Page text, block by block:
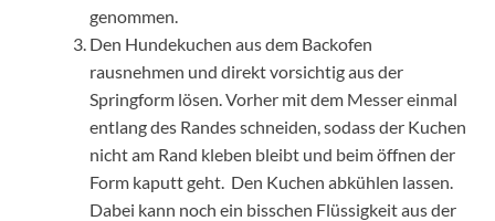
genommen.
Den Hundekuchen aus dem Backofen
rausnehmen und direkt vorsichtig aus der
Springform lösen. Vorher mit dem Messer einmal
entlang des Randes schneiden, sodass der Kuchen
nicht am Rand kleben bleibt und beim öffnen der
Form kaputt geht. Den Kuchen abkühlen lassen.
Dabei kann noch ein bisschen Flüssigkeit aus der